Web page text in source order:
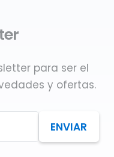
para ser el
y ofertas.
ENVIAR